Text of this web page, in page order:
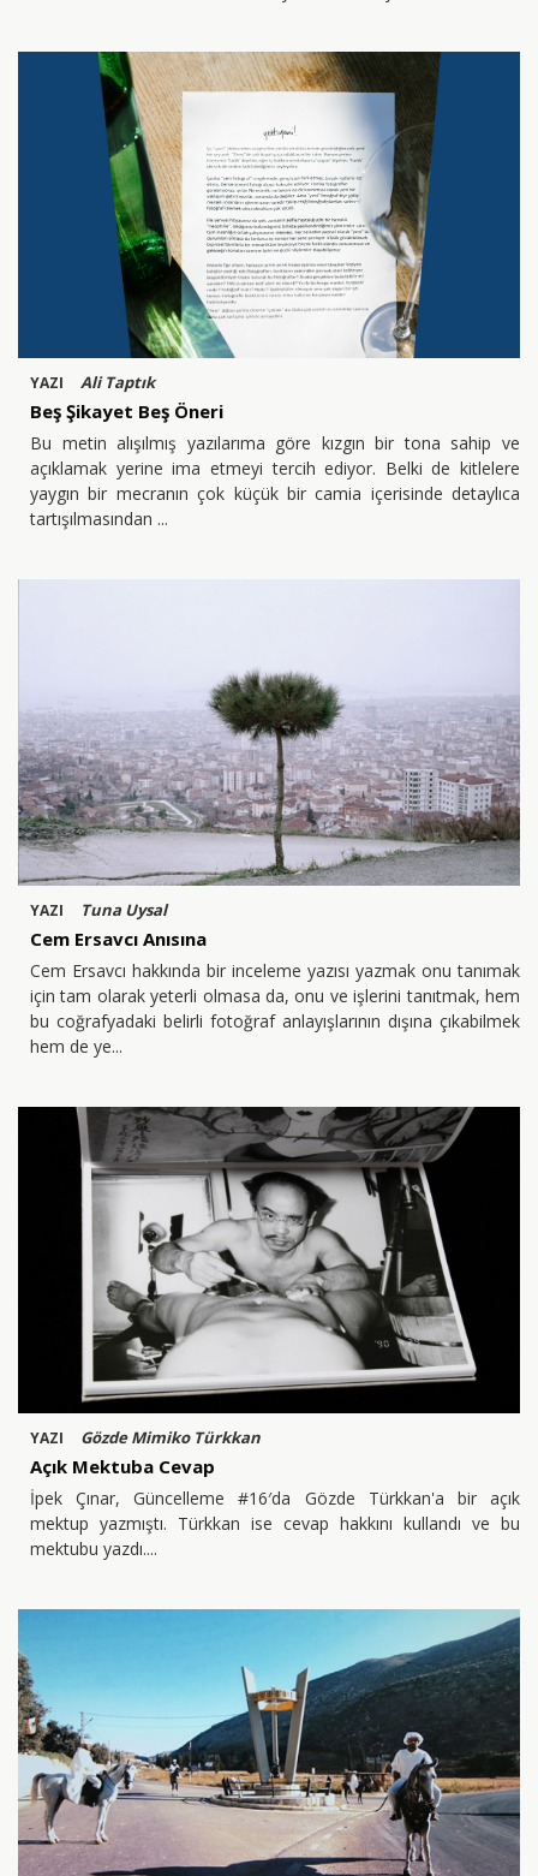
YAZI Ali Taptık
Beş Şikayet Beş Öneri
Bu metin alışılmış yazılarıma göre kızgın bir tona sahip ve
açıklamak yerine ima etmeyi tercih ediyor. Belki de kitlelere
yaygın bir mecranın çok küçük bir camia içerisinde detaylıca
tartışılmasından
YAZI Tuna Uysal
Cem Ersavcı Anısına
Cem Ersavcı hakkında bir inceleme yazısı yazmak onu tanımak
için tam olarak yeterli olmasa da, onu ve işlerini tanıtmak, hem
bu coğrafyadaki belirli fotoğraf anlayışlarının dışına çıkabilmek
hem de ye
YAZI Gözde Mimiko Türkkan
Açık Mektuba Cevap
İpek Çınar, Güncelleme #16′da Gözde Türkkan'a bir açık
mektup yazmıştı. Türkkan ise cevap hakkını kullandı ve bu
mektubu yazdı.